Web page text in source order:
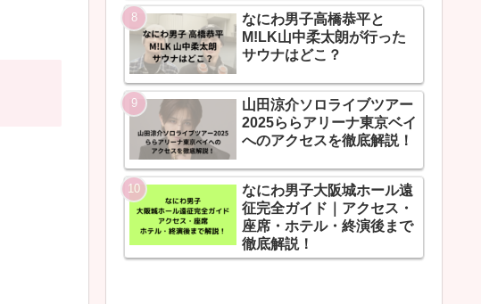
なにわ男子高橋恭平と
M!LK山中柔太朗が行った
サウナはどこ？
山田涼介ソロライブツアー
2025ららアリーナ東京ベイ
へのアクセスを徹底解説！
なにわ男子大阪城ホール遠
征完全ガイド｜アクセス・
座席・ホテル・終演後まで
徹底解説！